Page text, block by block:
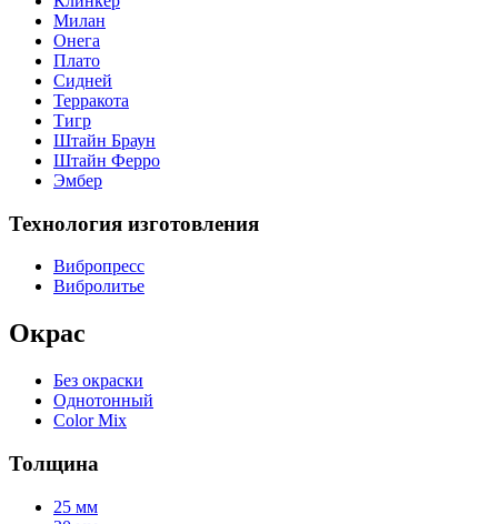
Милан
Онега
Плато
Сидней
Терракота
Тигр
Штайн Браун
Штайн Ферро
Эмбер
Технология изготовления
Вибропресс
Вибролитье
Окрас
Без окраски
Однотонный
Color Mix
Толщина
25 мм